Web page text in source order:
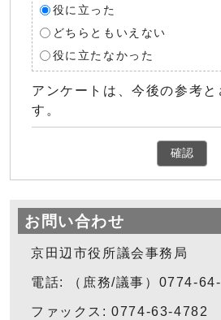
役に立った
どちらともいえない
役に立たなかった
アンケートは、今後の参考と
す。
確認
お問い合わせ
京田辺市役所議会事務局
電話: （庶務/議事）0774-
ファックス: 0774-63-4782